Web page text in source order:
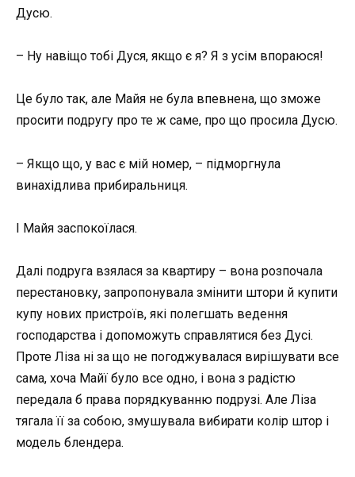
Дусю.
– Ну навіщо тобі Дуся, якщо є я? Я з усім впораюся!
Це було так, але Майя не була впевнена, що зможе
просити подругу про те ж саме, про що просила Дусю.
– Якщо що, у вас є мій номер, – підморгнула
винахідлива прибиральниця.
І Майя заспокоїлася.
Далі подруга взялася за квартиру – вона розпочала
перестановку, запропонувала змінити штори й купити
купу нових пристроїв, які полегшать ведення
господарства і допоможуть справлятися без Дусі.
Проте Ліза ні за що не погоджувалася вирішувати все
сама, хоча Майї було все одно, і вона з радістю
передала б права порядкуванню подрузі. Але Ліза
тягала її за собою, змушувала вибирати колір штор і
модель блендера.